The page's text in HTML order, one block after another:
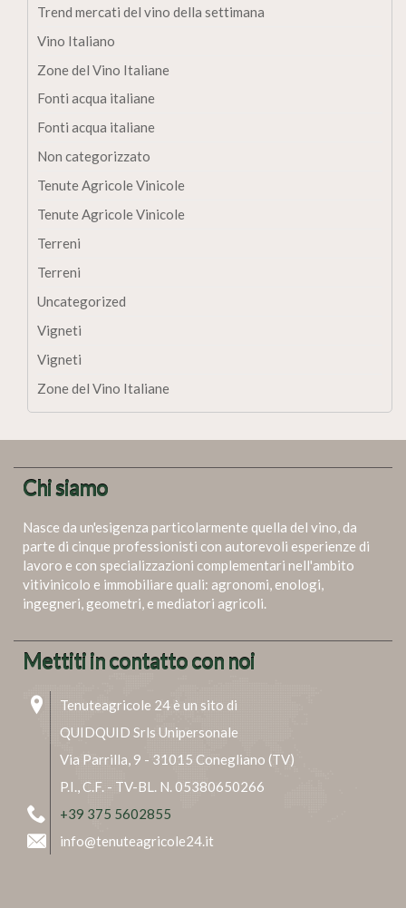
Trend mercati del vino della settimana
Vino Italiano
Zone del Vino Italiane
Fonti acqua italiane
Fonti acqua italiane
Non categorizzato
Tenute Agricole Vinicole
Tenute Agricole Vinicole
Terreni
Terreni
Uncategorized
Vigneti
Vigneti
Zone del Vino Italiane
Chi siamo
Nasce da un'esigenza particolarmente quella del vino, da
parte di cinque professionisti con autorevoli esperienze di
lavoro e con specializzazioni complementari nell'ambito
vitivinicolo e immobiliare quali: agronomi, enologi,
ingegneri, geometri, e mediatori agricoli.
Mettiti in contatto con noi
Tenuteagricole 24 è un sito di
QUIDQUID Srls Unipersonale
Via Parrilla, 9 - 31015 Conegliano (TV)
P.I., C.F. - TV-BL. N. 05380650266
+39 375 5602855
info@tenuteagricole24.it